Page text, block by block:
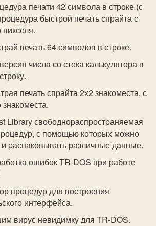
печати 42 символа в строке (с
быстрой печать спрайта с
печать 64 символов в строке.
числа со стека калькулятора в
печать спрайта 2х2 знакоместа, с
Library свободноpаспpостpаняемая
с помощью котоpых можно
pаспаковывать pазличные данные.
ошибок TR-DOS при работе
процедур для построения
интерфейса.
вирус невидимку для TR-DOS.